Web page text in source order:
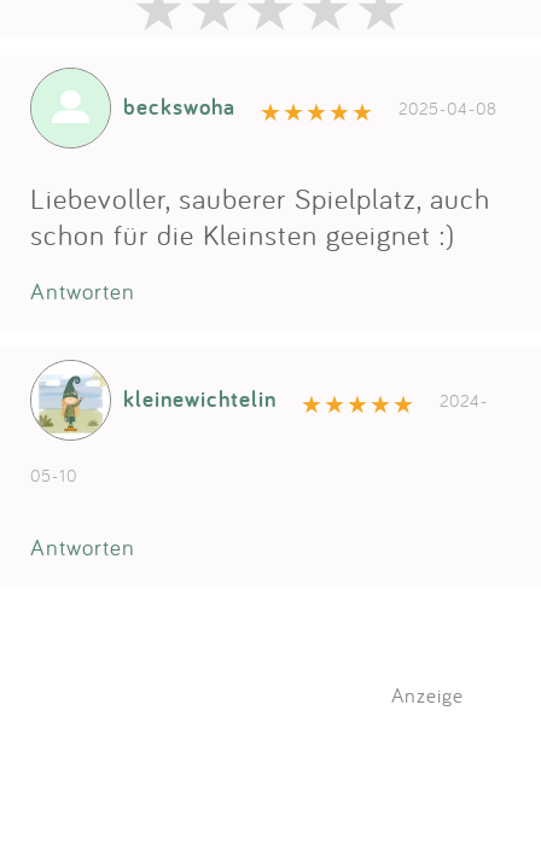
beckswoha 2025-04-08
Liebevoller, sauberer Spielplatz, auch
schon für die Kleinsten geeignet :)
Antworten
kleinewichtelin 2024-
05-10
Antworten
Anzeige